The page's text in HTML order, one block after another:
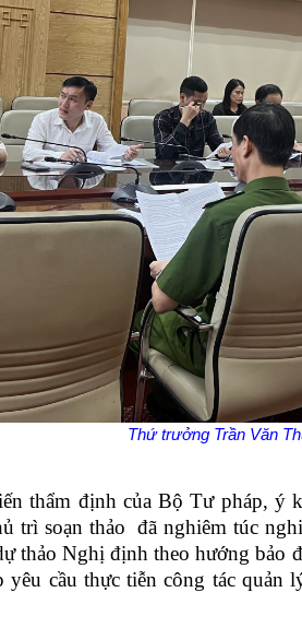
Thứ trưởng Trần Văn
thẩm định của Bộ Tư pháp, ý
trì soạn thảo đã nghiêm túc
thảo Nghị định theo hướng bảo
yêu cầu thực tiễn công tác